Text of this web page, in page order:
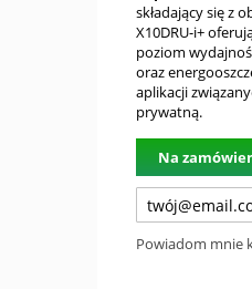
składający się z
X10DRU-i+
poziom
oraz
aplikacji
prywatną.
Na
Powiadom mnie